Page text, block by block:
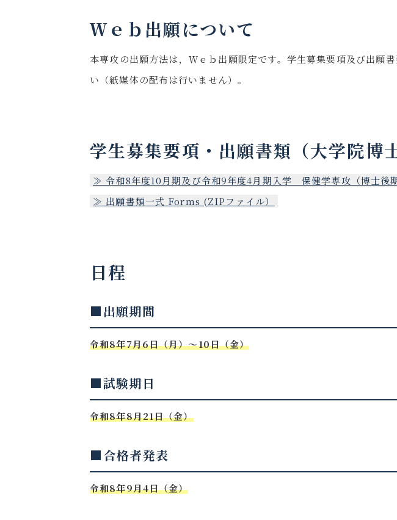
Ｗｅｂ出願について
本専攻の出願方法は，Ｗｅｂ出願限定です。学生募集要項及び出願
い（紙媒体の配布は行いません）。
学生募集要項・出願書類（大学院博
≫ 令和8年度10月期及び令和9年度4月期入学 保健学専攻（博士
≫ 出願書類一式 Forms (ZIPファイル）
日程
■出願期間
令和8年7月6日（月）～10日（金）
■試験期日
令和8年8月21日（金）
■合格者発表
令和8年9月4日（金）